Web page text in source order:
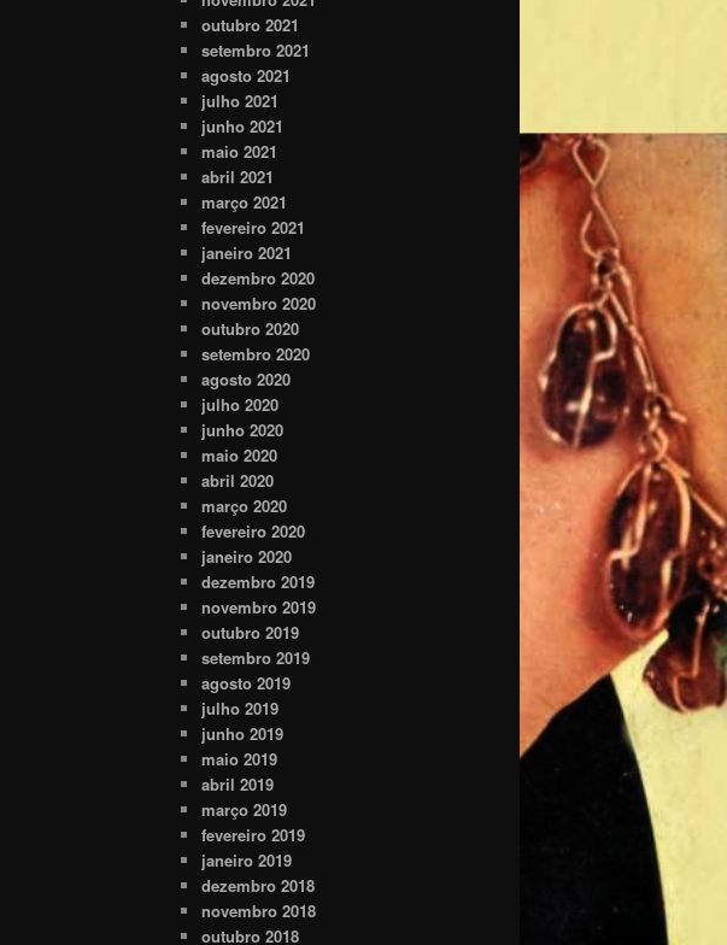
outubro 2021
setembro 2021
agosto 2021
julho 2021
junho 2021
maio 2021
abril 2021
março 2021
fevereiro 2021
janeiro 2021
dezembro 2020
novembro 2020
outubro 2020
setembro 2020
agosto 2020
julho 2020
junho 2020
maio 2020
abril 2020
março 2020
fevereiro 2020
janeiro 2020
dezembro 2019
novembro 2019
outubro 2019
setembro 2019
agosto 2019
julho 2019
junho 2019
maio 2019
abril 2019
março 2019
fevereiro 2019
janeiro 2019
dezembro 2018
novembro 2018
outubro 2018